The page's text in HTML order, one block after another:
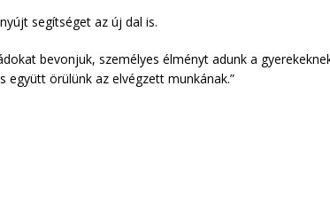
segítséget az új dal is.
bevonjuk, személyes élményt adunk a
együtt örülünk az elvégzett munkának.”